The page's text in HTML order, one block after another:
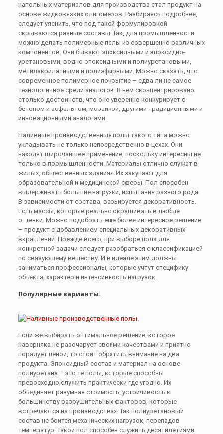
напольных материалов для производства стал продукт на
основе жидковязких олигомеров. Разбираясь подробнее,
следует уяснить, что под такой формулировкой
скрываются разные составы. Так, для промышленности
можно делать полимерные полы из совершенно различных
компонентов. Они бывают эпоксидными и эпоксидно-
уретановыми, водно-эпоксидными и полиуретановыми,
метилакрилатными и полиэфирными. Можно сказать, что
современное полимерное покрытие – едва ли не самое
технологичное среди аналогов. В нем сконцентрировано
столько достоинств, что оно уверенно конкурирует с
бетоном и асфальтом, мозаикой, другими традиционными и
инновационными аналогами.
Наливные производственные полы такого типа можно
укладывать не только непосредственно в цехах. Они
находят широчайшее применение, поскольку интересны не
только в промышленности. Материалы отлично служат в
жилых, общественных зданиях. Их закупают для
образовательной и медицинской сферы. Пол способен
выдерживать большие нагрузки, испытания разного рода.
В зависимости от состава, варьируется декоративность.
Есть массы, которые реально окрашивать в любые
оттенки. Можно подобрать еще более интересное решение
– продукт с добавлением специальных декоративных
вкраплений. Прежде всего, при выборе пола для
конкретной задачи следует разобраться с классификацией
по связующему веществу. И в идеале этим должны
заниматься профессионалы, которые учтут специфику
объекта, характер и интенсивность нагрузок.
Популярные варианты.
Если же выбирать оптимальное решение, которое
наверняка не разочарует своими качествами и приятно
порадует ценой, то стоит обратить внимание на два
продукта. Эпоксидный состав и материал на основе
полиуретана – это те полы, которые способны
превосходно служить практически где угодно. Их
объединяет разумная стоимость, устойчивость к
большинству разрушительных факторов, которые
встречаются на производствах. Так полиуретановый
состав не боится механических нагрузок, перепадов
температур. Такой пол способен служить десятилетиями.